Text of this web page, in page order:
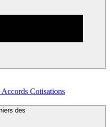
Accords Cotisations
des